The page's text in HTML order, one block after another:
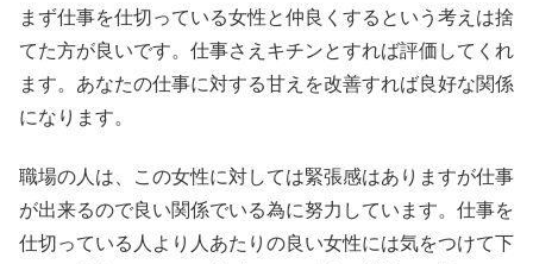
まず仕事を仕切っている女性と仲良くするという考えは捨
てた方が良いです。仕事さえキチンとすれば評価してくれ
ます。あなたの仕事に対する甘えを改善すれば良好な関係
になります。
職場の人は、この女性に対しては緊張感はありますが仕事
が出来るので良い関係でいる為に努力しています。仕事を
仕切っている人より人あたりの良い女性には気をつけて下